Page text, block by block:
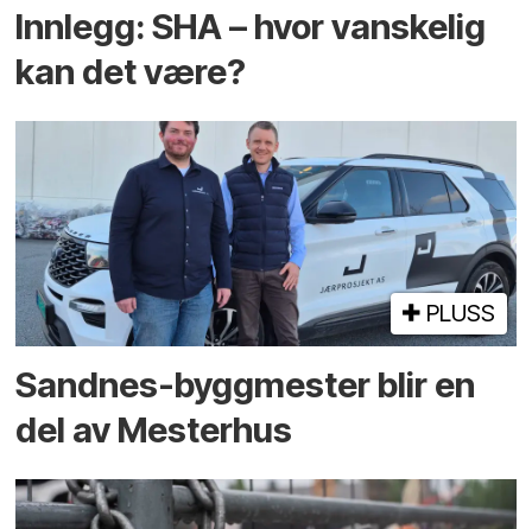
Innlegg: SHA – hvor vanskelig
kan det være?
PLUSS
Sandnes-byggmester blir en
del av Mesterhus